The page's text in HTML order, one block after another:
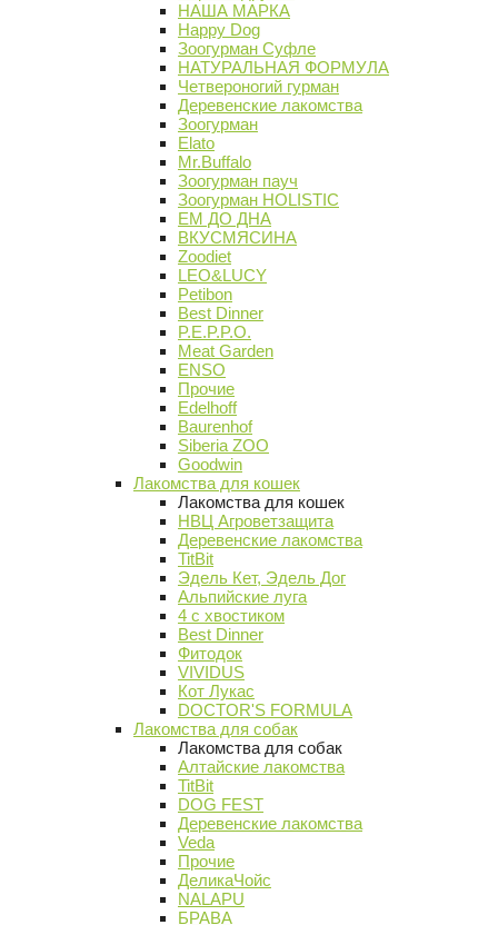
НАША МАРКА
Happy Dog
Зоогурман Суфле
НАТУРАЛЬНАЯ ФОРМУЛА
Четвероногий гурман
Деревенские лакомства
Зоогурман
Elato
Mr.Buffalo
Зоогурман пауч
Зоогурман HOLISTIC
ЕМ ДО ДНА
ВКУСМЯСИНА
Zoodiet
LEO&LUCY
Petibon
Best Dinner
P.E.P.P.O.
Meat Garden
ENSO
Прочие
Edelhoff
Baurenhof
Siberia ZOO
Goodwin
Лакомства для кошек
Лакомства для кошек
НВЦ Агроветзащита
Деревенские лакомства
TitBit
Эдель Кет, Эдель Дог
Альпийские луга
4 с хвостиком
Best Dinner
Фитодок
VIVIDUS
Кот Лукас
DOCTOR'S FORMULA
Лакомства для собак
Лакомства для собак
Алтайские лакомства
TitBit
DOG FEST
Деревенские лакомства
Veda
Прочие
ДеликаЧойс
NALAPU
БРАВА